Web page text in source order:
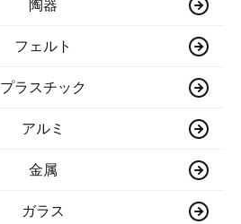
陶器
フェルト
プラスチック
アルミ
金属
ガラス